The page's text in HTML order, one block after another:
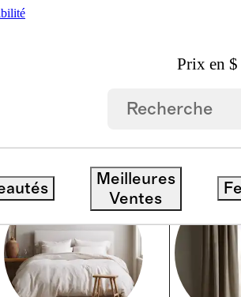
Prix en $
Meilleures
Ventes